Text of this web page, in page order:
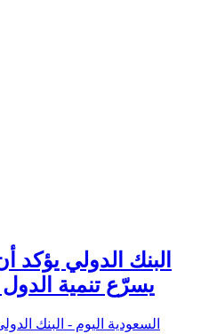
البنك الدولي يؤكد
يسرّع تنمية